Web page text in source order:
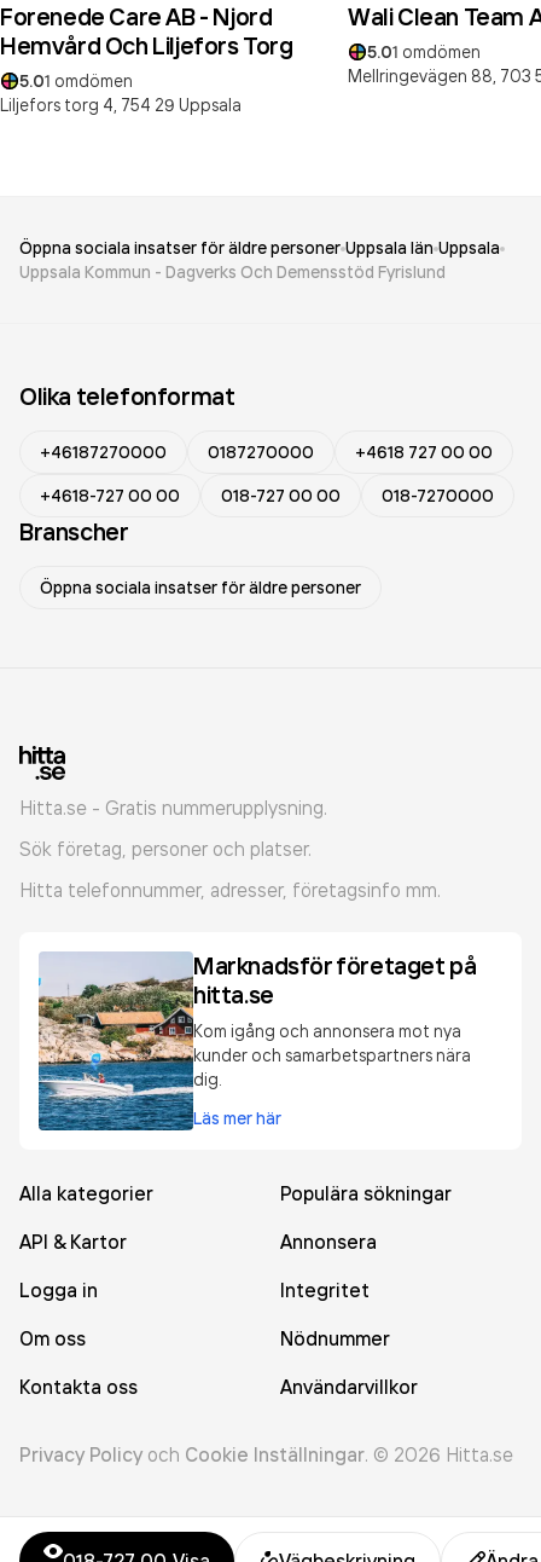
Forenede Care AB - Njord
Hemvård Och Liljefors Torg
5.01 omdömen
Liljefors torg 4, 754 29 Uppsala
Wali Clean Team
5.01 omdömen
Mellringevägen 88, 703
Öppna sociala insatser för äldre personer Uppsala län Uppsala
Uppsala Kommun - Dagverks Och Demensstöd Fyrislund
Olika telefonformat
+46187270000 0187270000
+4618 727 00 00
+4618-727 00 00
018-727 00 00 018-7270000
Branscher
Öppna sociala insatser för äldre personer
Hitta.se - Gratis nummerupplysning.
Sök företag, personer och platser.
Hitta telefonnummer, adresser, företagsinfo mm.
Marknadsför företaget på
hitta.se
Kom igång och annonsera mot nya
kunder och samarbetspartners nära
dig.
Läs mer här
Alla kategorier
Populära sökningar
API & Kartor
Annonsera
Logga in
Integritet
Om oss
Nödnummer
Kontakta oss
Användarvillkor
Privacy Policy och Cookie Inställningar. © 2026 Hitta.se